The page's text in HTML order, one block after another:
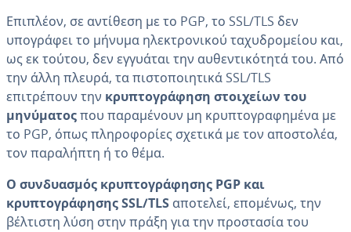
Επιπλέον, σε αντίθεση με το PGP, το SSL/TLS δεν
υπογράφει το μήνυμα ηλεκτρονικού ταχυδρομείου και,
ως εκ τούτου, δεν εγγυάται την αυθεντικότητά του. Από
την άλλη πλευρά, τα πιστοποιητικά SSL/TLS
επιτρέπουν την κρυπτογράφηση στοιχείων του
μηνύματοςπου παραμένουν μη κρυπτογραφημένα με
το PGP, όπως πληροφορίες σχετικά με τον αποστολέα,
τον παραλήπτη ή το θέμα.
Ο συνδυασμός κρυπτογράφησης PGP και
κρυπτογράφησης SSL/TLS αποτελεί, επομένως, την
βέλτιστη λύση στην πράξη για την προστασία του